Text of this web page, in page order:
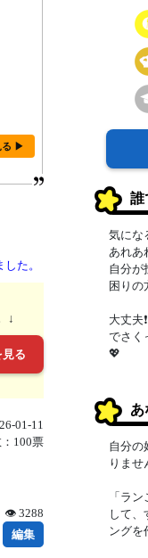
る ▶
た。
↓
る
01-11
100票
👁 3288
編集
誰
気にな
あれあ
自分が
困りの
大丈夫
でさく
💖
あ
自分の
りませ
「ラ
して、
ングを